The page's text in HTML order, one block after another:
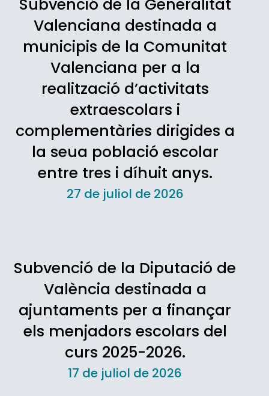
Subvenció de la Generalitat
Valenciana destinada a
municipis de la Comunitat
Valenciana per a la
realització d’activitats
extraescolars i
complementàries dirigides a
la seua població escolar
entre tres i díhuit anys.
27 de juliol de 2026
Subvenció de la Diputació de
València destinada a
ajuntaments per a finançar
els menjadors escolars del
curs 2025-2026.
17 de juliol de 2026